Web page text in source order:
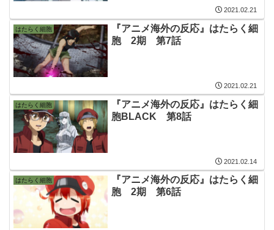
2021.02.21
はたらく細胞
『アニメ海外の反応』はたらく細
胞 2期 第7話
2021.02.21
はたらく細胞
『アニメ海外の反応』はたらく細
胞BLACK 第8話
2021.02.14
はたらく細胞
『アニメ海外の反応』はたらく細
胞 2期 第6話